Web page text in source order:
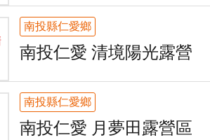
南投縣仁愛鄉
南投仁愛 清境陽光露營
南投縣仁愛鄉
南投仁愛 月夢田露營區